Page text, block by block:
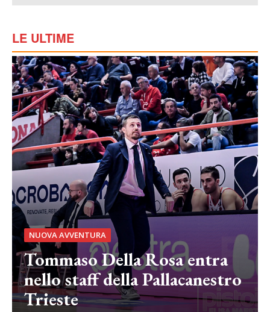
LE ULTIME
NUOVA AVVENTURA
Tommaso Della Rosa entra
nello staff della Pallacanestro
Trieste